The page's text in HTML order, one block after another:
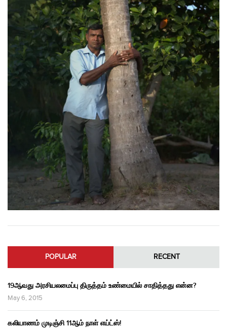
POPULAR RECENT
19ஆவது அரசியலமைப்பு திருத்தம் உண்மையில் சாதித்தது என்ன?
May 6, 2015
கலியாணம் முடிஞ்சி 11ஆம் நாள் எய்ட்ஸ்!